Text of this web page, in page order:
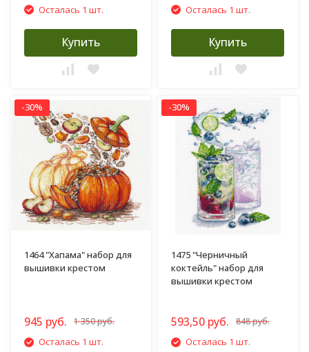
Осталась 1 шт.
Купить
Осталась 1 шт.
Купить
-30%
1464 "Хапама" набор для
вышивки крестом
945 руб. 1 350 руб.
Осталась 1 шт.
-30%
1475 "Черничный
коктейль" набор для
вышивки крестом
593,50 руб. 848 руб.
Осталась 1 шт.